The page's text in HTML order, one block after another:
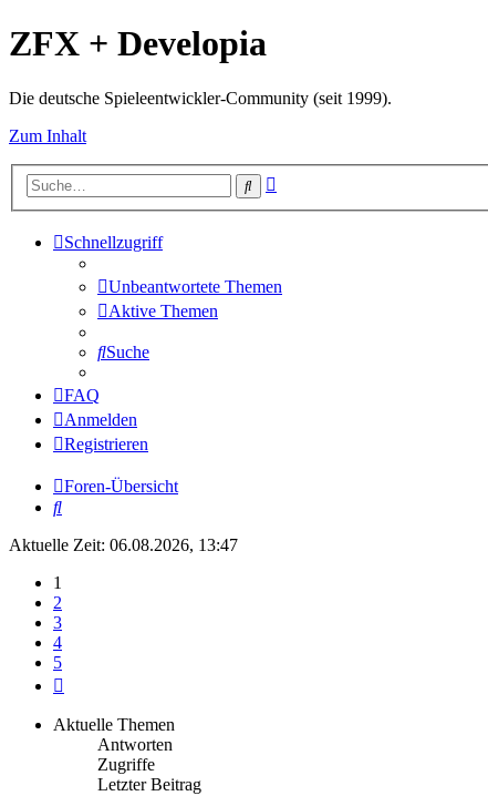
ZFX + Developia
Die deutsche Spieleentwickler-Community (seit 1999).
Zum Inhalt
Suche
Schnellzugriff
Unbeantwortete Themen
Aktive Themen
Suche
FAQ
Anmelden
Registrieren
Foren-Übersicht
Suche
Aktuelle Zeit: 06.08.2026, 13:47
1
2
3
4
5
Aktuelle Themen
Antworten
Zugriffe
Letzter Beitrag